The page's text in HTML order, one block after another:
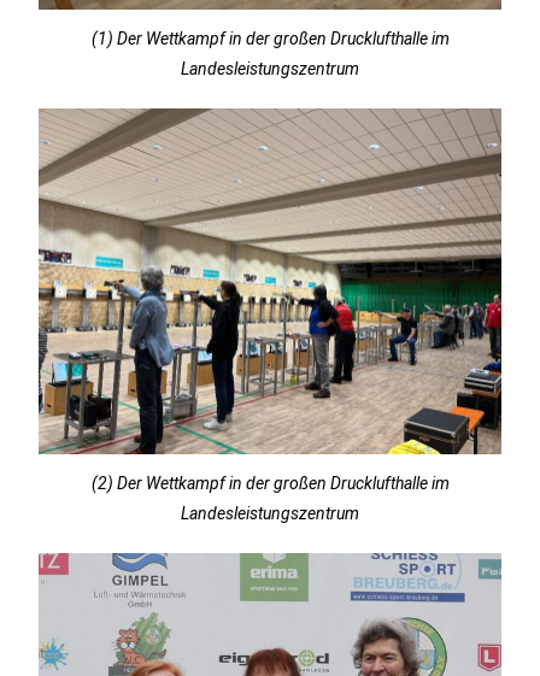
(1) Der Wettkampf in der großen Drucklufthalle im
Landesleistungszentrum
(2) Der Wettkampf in der großen Drucklufthalle im
Landesleistungszentrum